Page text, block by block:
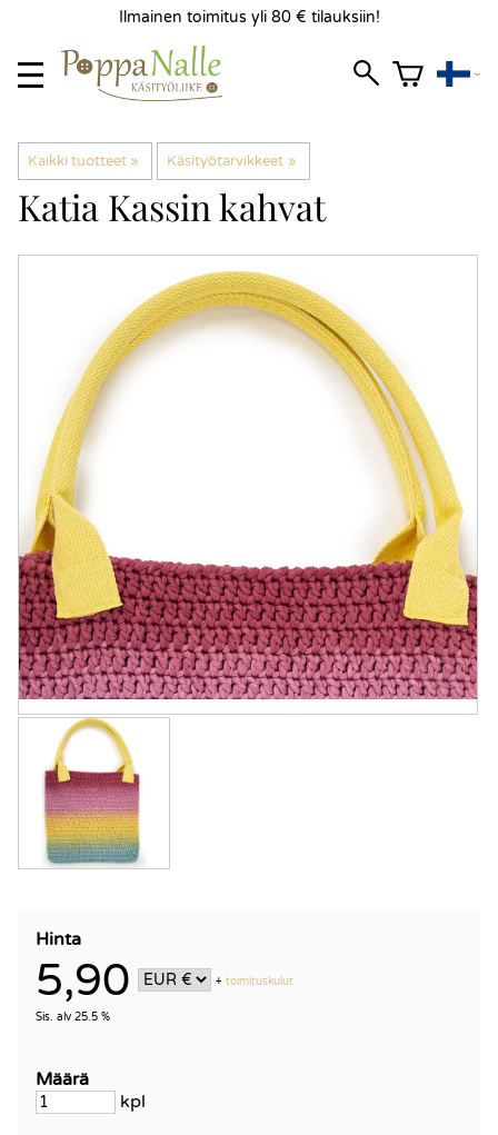
Ilmainen toimitus yli 80 € tilauksiin!
Kaikki tuotteet ‪» Käsityötarvikkeet ‪»
Katia Kassin kahvat
Hinta
5,90 +toimituskulut
Sis. alv 25.5 %
Määrä
kpl